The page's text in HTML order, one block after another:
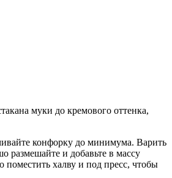
муки до кремового оттенка,
конфорку до минимума. Варить
размешайте и добавьте в массу
халву и под пресс, чтобы